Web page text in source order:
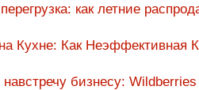
как летние
Кухне: Как
бизнесу: